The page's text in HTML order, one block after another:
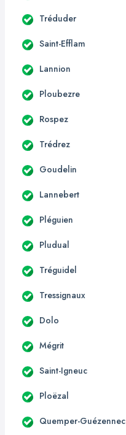
Tréduder
Saint-Efflam
Lannion
Ploubezre
Rospez
Trédrez
Goudelin
Lannebert
Pléguien
Pludual
Tréguidel
Tressignaux
Dolo
Mégrit
Saint-Igneuc
Ploëzal
Quemper-Guézennec